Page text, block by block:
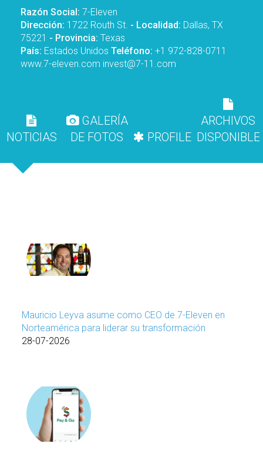
Razón Social:7-Eleven
Dirección: 1722 Routh St. - Localidad: Dallas, TX
75221 - Provincia:Texas
País: Estados Unidos Teléfono:+1 972-828-0711
www.7-eleven.com invest@7-11.com
NOTICIAS
GALERÍA
DE FOTOS
PROFILE
ARCHIVOS
Mauricio Leyva asume como CEO de 7-Eleven en
Norteamérica para liderar su transformación
28-07-2026